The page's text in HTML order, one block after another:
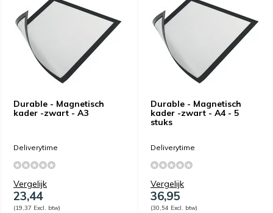
Durable - Magnetisch
kader -zwart - A3
Deliverytime
Vergelijk
23,44
(19,37 Excl. btw)
Durable - Magnetisch
kader -zwart - A4 - 5
stuks
Deliverytime
Vergelijk
36,95
(30,54 Excl. btw)